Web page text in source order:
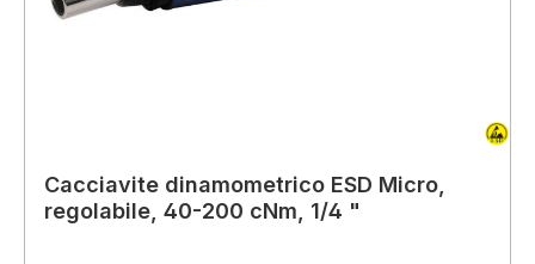
Cacciavite dinamometrico ESD Micro,
regolabile, 40-200 cNm, 1/4 "